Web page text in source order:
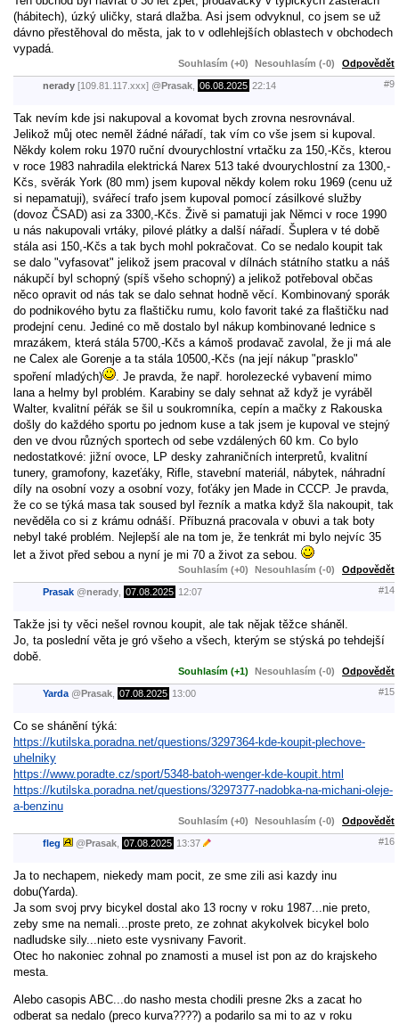
(hábitech), úzký uličky, stará dlažba. Asi jsem odvyknul, co jsem se už
dávno přestěhoval do města, jak to v odlehlejších oblastech v obchodech
vypadá.
Souhlasím (+0) Nesouhlasím (-0) Odpovědět
nerady [109.81.117.xxx] @Prasak 06.08.2025 22:14 #9
Tak nevím kde jsi nakupoval a kovomat bych zrovna nesrovnával.
Jelikož můj otec neměl žádné nářadí, tak vím co vše jsem si kupoval.
Někdy kolem roku 1970 ruční dvourychlostní vrtačku za 150,-Kčs, kterou
v roce 1983 nahradila elektrická Narex 513 také dvourychlostní za 1300,-
Kčs, svěrák York (80 mm) jsem kupoval někdy kolem roku 1969 (cenu už
si nepamatuji), svářecí trafo jsem kupoval pomocí zásilkové služby
(dovoz ČSAD) asi za 3300,-Kčs. Živě si pamatuji jak Němci v roce 1990
u nás nakupovali vrtáky, pilové plátky a další nářadí. Šuplera v té době
stála asi 150,-Kčs a tak bych mohl pokračovat. Co se nedalo koupit tak
se dalo "vyfasovat" jelikož jsem pracoval v dílnách státního statku a náš
nákupčí byl schopný (spíš všeho schopný) a jelikož potřeboval občas
něco opravit od nás tak se dalo sehnat hodně věcí. Kombinovaný sporák
do podnikového bytu za flaštičku rumu, kolo favorit také za flaštičku nad
prodejní cenu. Jediné co mě dostalo byl nákup kombinované lednice s
mrazákem, která stála 5700,-Kčs a kámoš prodavač zavolal, že ji má ale
ne Calex ale Gorenje a ta stála 10500,-Kčs (na její nákup "prasklo"
spoření mladých)
. Je pravda, že např. horolezecké vybavení mimo
lana a helmy byl problém. Karabiny se daly sehnat až když je vyráběl
Walter, kvalitní péřák se šil u soukromníka, cepín a mačky z Rakouska
došly do každého sportu po jednom kuse a tak jsem je kupoval ve stejný
den ve dvou různých sportech od sebe vzdálených 60 km. Co bylo
nedostatkové: jižní ovoce, LP desky zahraničních interpretů, kvalitní
tunery, gramofony, kazeťáky, Rifle, stavební materiál, nábytek, náhradní
díly na osobní vozy a osobní vozy, foťáky jen Made in CCCP. Je pravda,
že co se týká masa tak soused byl řezník a matka když šla nakoupit, tak
nevěděla co si z krámu odnáší. Příbuzná pracovala v obuvi a tak boty
nebyl také problém. Nejlepší ale na tom je, že tenkrát mi bylo nejvíc 35
let a život před sebou a nyní je mi 70 a život za sebou.
Souhlasím (+0) Nesouhlasím (-0) Odpovědět
Prasak @nerady 07.08.2025 12:07 #14
Takže jsi ty věci nešel rovnou koupit, ale tak nějak těžce sháněl.
Jo, ta poslední věta je gró všeho a všech, kterým se stýská po tehdejší
době.
Souhlasím (+1) Nesouhlasím (-0) Odpovědět
Yarda @Prasak 07.08.2025 13:00 #15
Co se shánění týká:
https://kutilska.poradna.net/questions/3297364-kde-koupit-plechove-
uhelniky
https://www.poradte.cz/sport/5348-batoh-wenger-kde-koupit.html
https://kutilska.poradna.net/questions/3297377-nadobka-na-michani-oleje-
a-benzinu
Souhlasím (+0) Nesouhlasím (-0) Odpovědět
fleg @Prasak 07.08.2025 13:37 #16
Ja to nechapem, niekedy mam pocit, ze sme zili asi kazdy inu
dobu(Yarda).
Ja som svoj prvy bicykel dostal ako 13 rocny v roku 1987...nie preto,
zeby sme na nemali...proste preto, ze zohnat akykolvek bicykel bolo
nadludske sily...nieto este vysnivany Favorit.
Otec ho nakoniec zohnal po znamosti a musel ist pon az do krajskeho
mesta.
Alebo casopis ABC...do nasho mesta chodili presne 2ks a zacat ho
odberat sa nedalo (preco kurva????) a podarilo sa mi to az v roku